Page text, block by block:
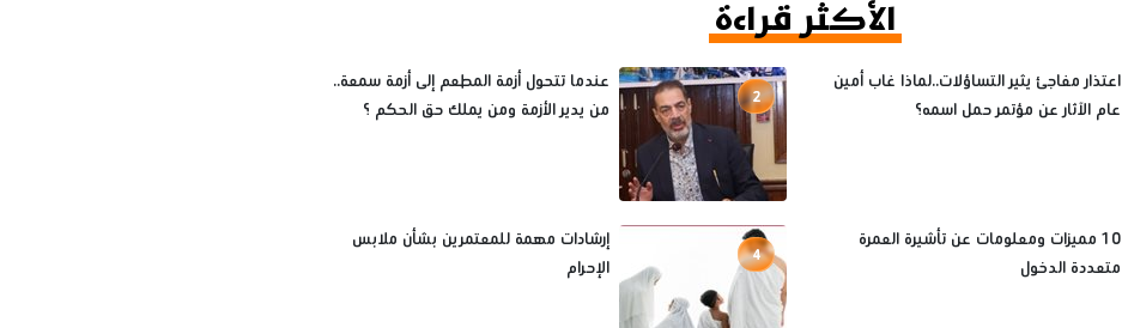
الأكثر قراءة
اعتذار مفاجئ يثير التساؤلات..لماذا غاب أمين
عام الآثار عن مؤتمر حمل اسمه؟
2
عندما تتحول أزمة المطعم إلى أزمة سمعة..
من يدير الأزمة ومن يملك حق الحكم ؟
10 مميزات ومعلومات عن تأشيرة العمرة
متعددة الدخول
4
إرشادات مهمة للمعتمرين بشأن ملابس
الإحرام